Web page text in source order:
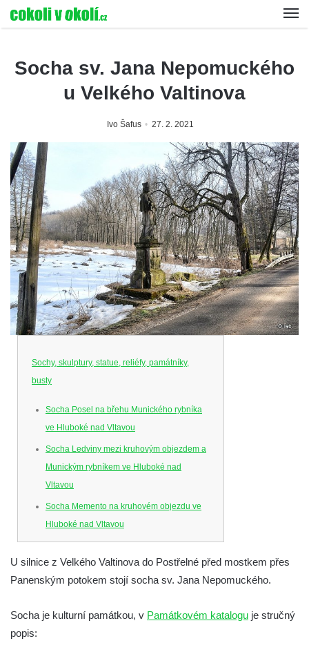
Socha sv. Jana Nepomuckého
u Velkého Valtinova
Ivo Šafus 27. 2. 2021
Sochy, skulptury, statue, reliéfy, památníky,
busty
Socha Posel na břehu Munického rybníka
ve Hluboké nad Vltavou
Socha Ledviny mezi kruhovým objezdem a
Munickým rybníkem ve Hluboké nad
Vltavou
Socha Memento na kruhovém objezdu ve
Hluboké nad Vltavou
Socha Chalikotérium v ZOO Hluboká
Socha Smilodon v ZOO Hluboká
Socha Veledaněk v ZOO Hluboká
Socha Koroun bezzubý v ZOO Hluboká
U silnice z Velkého Valtinova do Postřelné před mostkem přes
Panenským potokem stojí socha sv. Jana Nepomuckého.
Socha je kulturní památkou, v Památkovém katalogu je stručný
popis: